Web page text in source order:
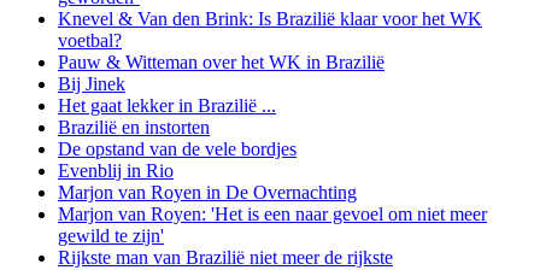
Knevel & Van den Brink: Is Brazilië klaar voor het WK
voetbal?
Pauw & Witteman over het WK in Brazilië
Bij Jinek
Het gaat lekker in Brazilië ...
Brazilië en instorten
De opstand van de vele bordjes
Evenblij in Rio
Marjon van Royen in De Overnachting
Marjon van Royen: 'Het is een naar gevoel om niet meer
gewild te zijn'
Rijkste man van Brazilië niet meer de rijkste